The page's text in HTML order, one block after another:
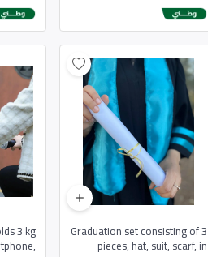
Graduation set consisting of 3
pieces, hat, suit, scarf, in
3 kg